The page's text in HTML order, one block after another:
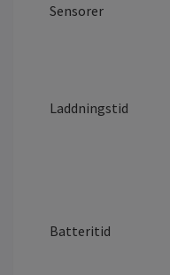
Sensorer
Laddningstid
Batteritid